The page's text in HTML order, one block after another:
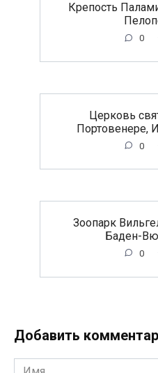
Крепость
0
Церковь
Портовенере,
0
Зоопарк
Баден-
0
Добавить
Имя